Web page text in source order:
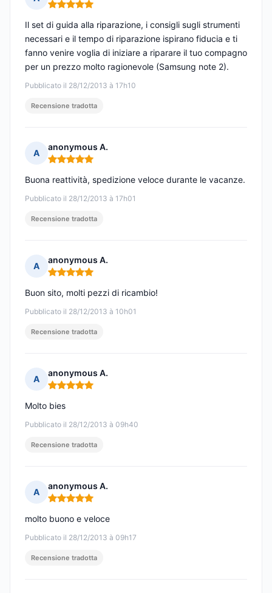
Nota: 5 su 5
Pubblicato il 28/12/2013 à 17h10
Il set di guida alla riparazione, i consigli sugli strumenti
necessari e il tempo di riparazione ispirano fiducia e ti
fanno venire voglia di iniziare a riparare il tuo compagno
per un prezzo molto ragionevole (Samsung note 2).
Recensione tradotta
A
anonymous A.
Nota: 5 su 5
Pubblicato il 28/12/2013 à 17h01
Buona reattività, spedizione veloce durante le vacanze.
Recensione tradotta
A
anonymous A.
Nota: 5 su 5
Pubblicato il 28/12/2013 à 10h01
Buon sito, molti pezzi di ricambio!
Recensione tradotta
A
anonymous A.
Nota: 5 su 5
Pubblicato il 28/12/2013 à 09h40
Molto bies
Recensione tradotta
A
anonymous A.
Nota: 5 su 5
Pubblicato il 28/12/2013 à 09h17
molto buono e veloce
Recensione tradotta